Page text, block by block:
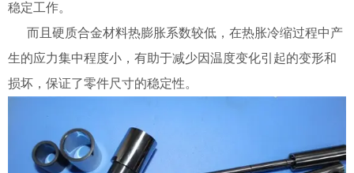
稳定工作。
而且 硬质合金材料热膨胀系数较低，在热胀冷缩过程中产
生的应力集中程度小，有助于减少因温度变化引起的变形和
损坏，保证了零件尺寸的稳定性。